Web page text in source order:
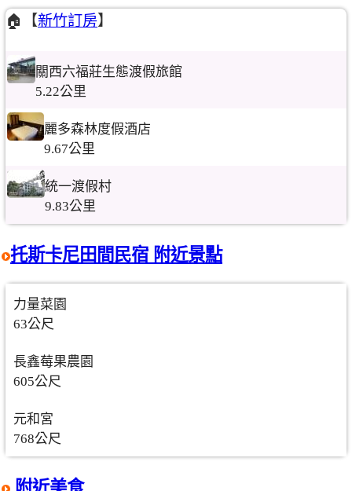
🏠【新竹訂房】
關西六福莊生態渡假旅館
5.22公里
麗多森林度假酒店
9.67公里
統一渡假村
9.83公里
托斯卡尼田間民宿 附近景點
力量菜園
63公尺
長鑫莓果農園
605公尺
元和宮
768公尺